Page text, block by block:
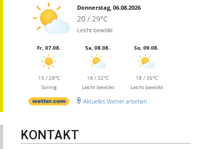
Donnerstag, 06.08.2026
20 / 29°C
Leicht bewölkt
Fr, 07.08.
15 / 28°C
Sonnig
Sa, 08.08.
16 / 32°C
Leicht bewölkt
So, 09.08.
18 / 35°C
Leicht bewölkt
Aktuelles Wetter ansehen
KONTAKT